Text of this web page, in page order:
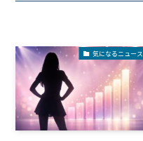
気になるニュース